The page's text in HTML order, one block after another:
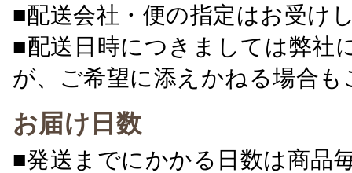
■配送会社・便の指定はお受け
■配送日時につきましては弊社
が、ご希望に添えかねる場合
お届け日数
■発送までにかかる日数は商品